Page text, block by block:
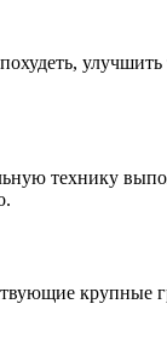
технику